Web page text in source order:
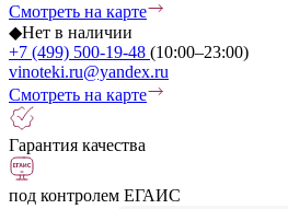
Смотреть на карте
◆Нет в наличии
+7 (499) 500-19-48 (10:00–23:00)
vinoteki.ru@yandex.ru
Смотреть на карте
Гарантия качества
под контролем ЕГАИС